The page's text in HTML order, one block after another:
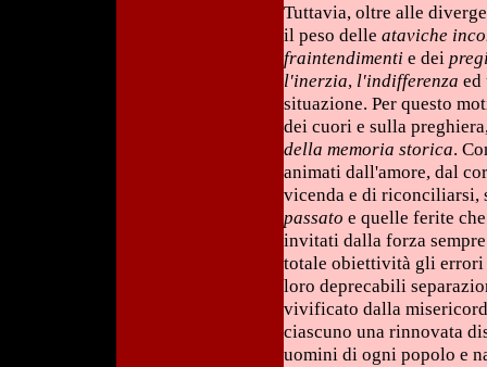
Tuttavia, oltre alle
il peso delleataviche
fraintendimenti e dei
l'inerzia, l'indifferenza ed
situazione. Per questo
dei cuori e sulla
della memoria storica.
animati dall'amore, dal
vicenda e di riconciliarsi,
passato e quelle ferite
invitati dalla forza
totale obiettività gli
loro deprecabili
vivificato dalla
ciascuno una rinnovata
uomini di ogni popolo e